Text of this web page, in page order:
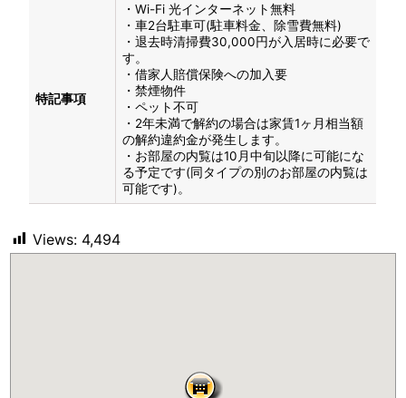
特記事項
・Wi-Fi 光インターネット無料
・車2台駐車可(駐車料金、除雪費無料)
・退去時清掃費30,000円が入居時に必要で
す。
・借家人賠償保険への加入要
・禁煙物件
・ペット不可
・2年未満で解約の場合は家賃1ヶ月相当額
の解約違約金が発生します。
・お部屋の内覧は10月中旬以降に可能にな
る予定です(同タイプの別のお部屋の内覧は
可能です)。
Views: 4,494